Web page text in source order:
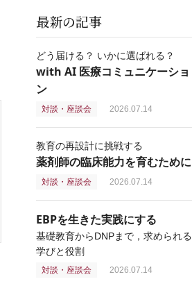
最新の記事
どう届ける？ いかに選ばれる？
with AI 医療コミュニケーショ
ン
対談・座談会 2026.07.14
教育の再設計に挑戦する
薬剤師の臨床能力を育むために
対談・座談会 2026.07.14
EBPを生きた実践にする
基礎教育からDNPまで，求められる
学びと役割
対談・座談会 2026.07.14